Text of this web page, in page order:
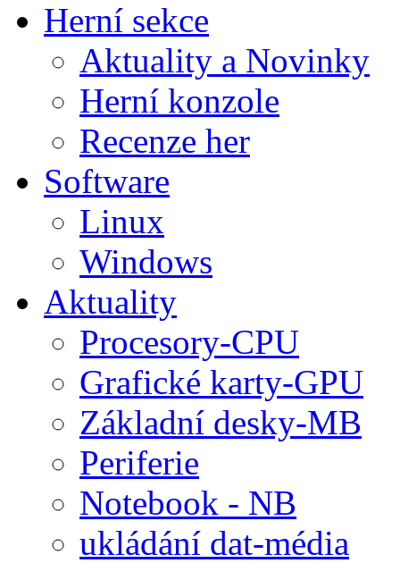
Herní sekce
Aktuality a Novinky
Herní konzole
Recenze her
Software
Linux
Windows
Aktuality
Procesory-CPU
Grafické karty-GPU
Základní desky-MB
Periferie
Notebook - NB
ukládání dat-média